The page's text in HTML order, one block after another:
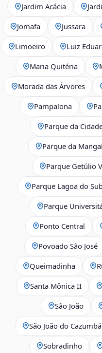
Jardim Acácia
Jomafa Jussara
Limoeiro Luiz
Maria Quitéria
Morada das Árvores
Pampalona
Parque da
Parque da
Parque Getúlio
Parque Lagoa do
Parque
Ponto Central
Povoado São José
Queimadinha
Santa Mônica II
São João
São João do Cazumbá
Sobradinho